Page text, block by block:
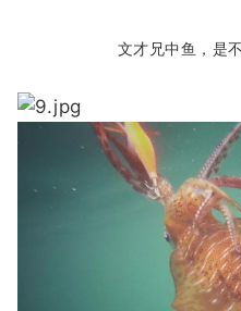
文才兄中鱼，是